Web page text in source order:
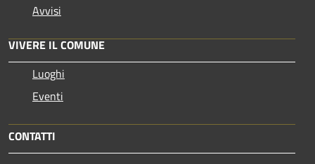
Avvisi
VIVERE IL COMUNE
Luoghi
Eventi
CONTATTI